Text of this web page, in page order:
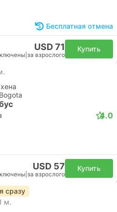
Бесплатная отмена
USD 71
за взрослого
Купить
4.0
USD 57
за взрослого
Купить
сразу
м.